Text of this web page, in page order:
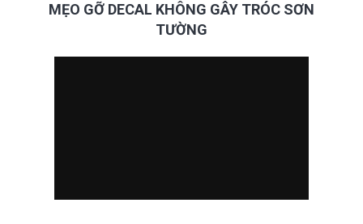
MẸO GỠ DECAL KHÔNG GÂY TRÓC SƠN
TƯỜNG